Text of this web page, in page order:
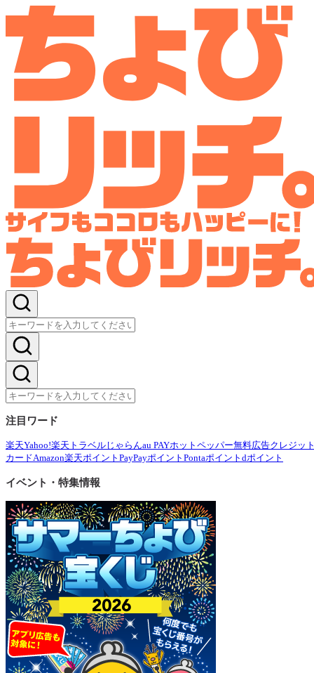
注目ワード
楽天Yahoo!楽天トラベル じゃらんau PAYホットペッパー無料広告クレジッ
カードAmazon楽天ポイント PayPayポイント Pontaポイント dポイント
イベント・特集情報